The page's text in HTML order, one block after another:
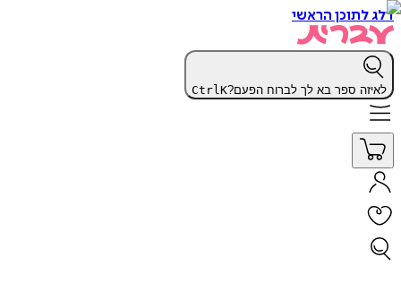
דלג לתוכן הראשי
לאיזה ספר בא לך לברוח הפעם? CtrlK